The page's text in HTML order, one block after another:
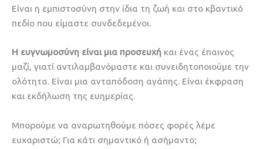
Είναι η εμπιστοσύνη στην ίδια τη ζωή και στο κβαντικό
πεδίο που είμαστε συνδεδεμένοι.
Η ευγνωμοσύνη είναι μια προσευχή και ένας έπαινος
μαζί, γιατί αντιλαμβανόμαστε και συνειδητοποιούμε την
ολότητα. Είναι μια ανταπόδοση αγάπης. Είναι έκφραση
και εκδήλωση της ευημερίας.
Μπορούμε να αναρωτηθούμε πόσες φορές λέμε
ευχαριστώ; Για κάτι σημαντικό ή ασήμαντο;